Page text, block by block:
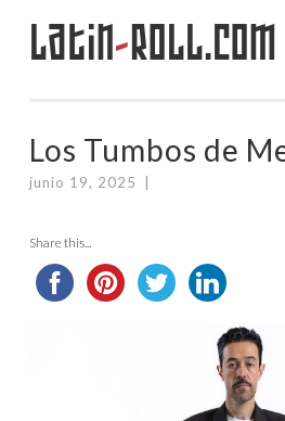
Saltar
Latin-Roll.com
Los Tumbos de
junio 19, 2025
Share this...